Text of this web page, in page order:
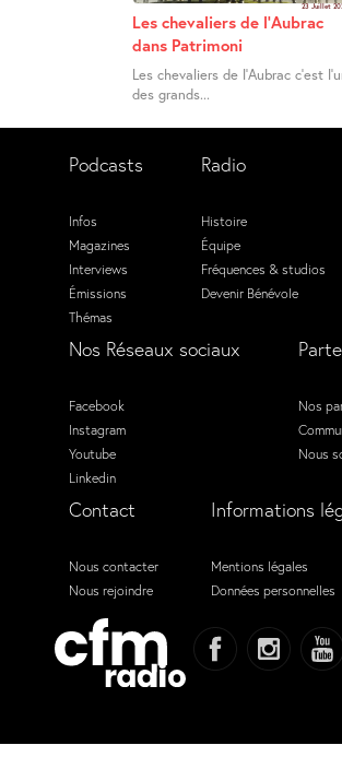
23 Juillet
Les chevaliers de l’Aubrac
dans Patrimoni
Les chevaliers de l’Aubrac c’est
des grands...
Podcasts
Infos
Magazines
Interviews
Émissions
Thémas
Radio
Histoire
Équipe
Fréquences & studios
Devenir Bénévole
Nos Réseaux sociaux
Facebook
Instagram
Youtube
Linkedin
Nos
Nous
Contact
Nous contacter
Nous rejoindre
Informations
Mentions légales
Données personnelles